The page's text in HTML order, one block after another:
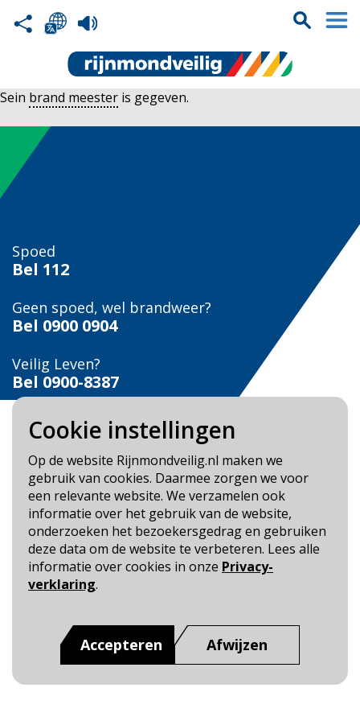
Cookie instellingen
Op de website Rijnmondveilig.nl maken we
gebruik van cookies. Daarmee zorgen we voor
een relevante website. We verzamelen ook
informatie over het gebruik van de website,
onderzoeken het bezoekersgedrag en gebruiken
deze data om de website te verbeteren. Lees alle
informatie over cookies in onze Privacy-
verklaring.
Accepteren Afwijzen
Sein brand meester is gegeven.
Spoed
Bel 112
Geen spoed, wel brandweer?
Bel 0900 0904
Veilig Leven?
Bel 0900-8387
Blijf op de hoogte
Cookie- en Privacybeleid
Toegankelijkheid
Dit is een website van